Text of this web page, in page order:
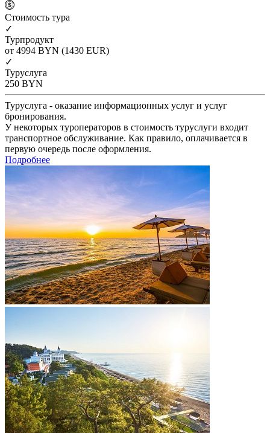
Cтоимость тура
✓
Турпродукт
от 4994 BYN (1430 EUR)
✓
Туруслуга
250 BYN
Туруслуга - оказание информационных услуг и услуг
бронирования.
У некоторых туроператоров в стоимость туруслуги входит
транспортное обслуживание. Как правило, оплачивается в
первую очередь после оформления.
Подробнее